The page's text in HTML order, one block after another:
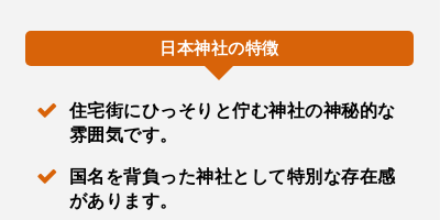
日本神社の特徴
住宅街にひっそりと佇む神社の神秘的な
雰囲気です。
国名を背負った神社として特別な存在感
があります。